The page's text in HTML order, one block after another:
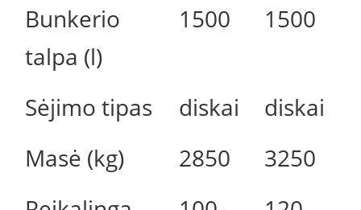
Bunkerio
talpa (l)
1500 1500
Sėjimo tipas diskai
diskai
Masė (kg)
2850
3250